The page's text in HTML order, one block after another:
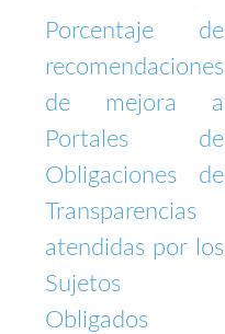
Porcentaje de
recomendaciones
de mejora a
Portales de
Obligaciones de
Transparencias
atendidas por los
Sujetos
Obligados